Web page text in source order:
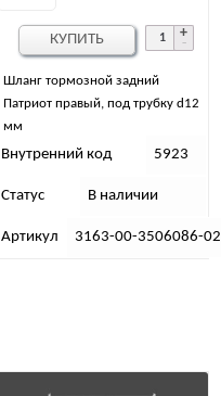
Шланг тормозной задний
Патриот правый, под трубку d12
мм
Внутренний код 5923
Статус В наличии
Артикул 3163-00-3506086-02
КУПИТЬ